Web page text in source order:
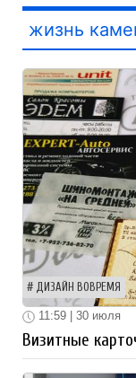
жизнь
ДИЗАЙН ВОВРЕМЯ
11:59 | 30 июля
Визитные